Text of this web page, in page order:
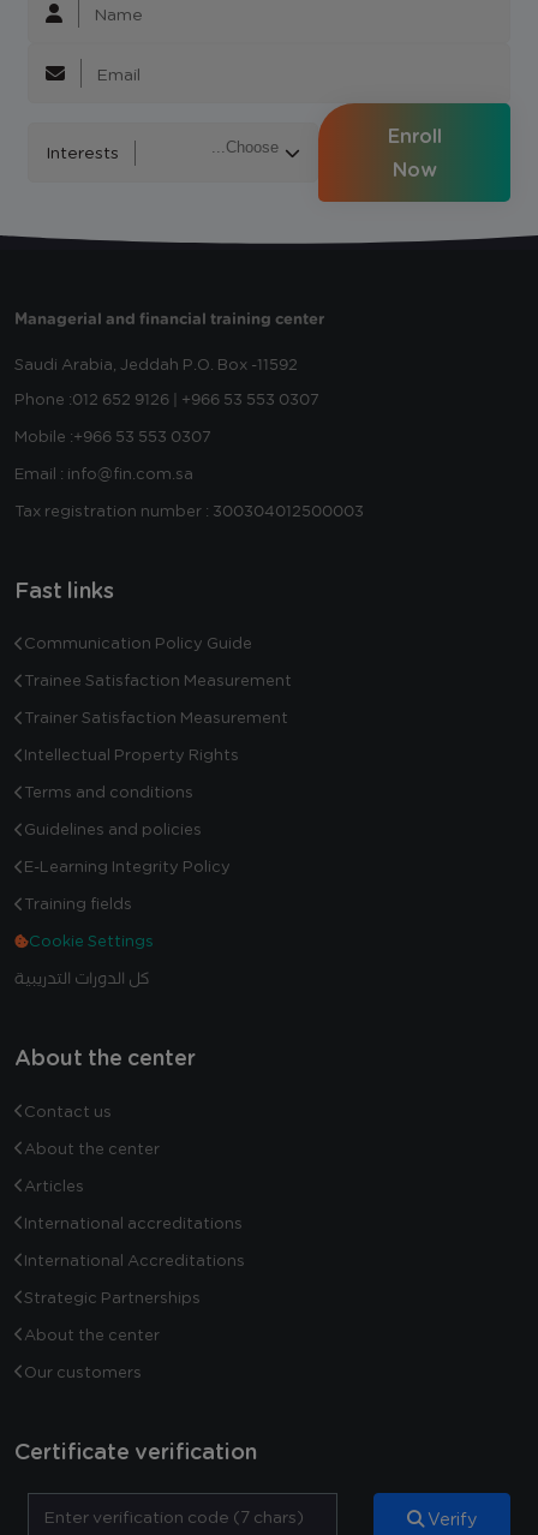
Interests
Enroll
Now
Managerial and financial training center
Saudi Arabia, Jeddah P.O. Box -11592
Phone :012 652 9126 | +966 53 553 0307
Mobile :+966 53 553 0307
Email : info@fin.com.sa
Tax registration number : 300304012500003
Fast links
Communication Policy Guide
Trainee Satisfaction Measurement
Trainer Satisfaction Measurement
Intellectual Property Rights
Terms and conditions
Guidelines and policies
E-Learning Integrity Policy
Training fields
Cookie Settings
كل الدورات التدريبية
About the center
Contact us
About the center
Articles
International accreditations
International Accreditations
Strategic Partnerships
About the center
Our customers
Certificate verification
Verify